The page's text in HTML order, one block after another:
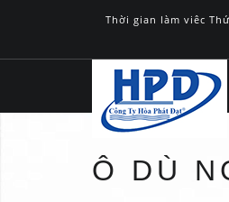
Thời gian làm viêc
Ô DÙ